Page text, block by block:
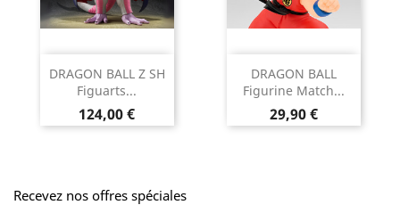
DRAGON BALL Z SH
Figuarts...
Prix
124,00 €
DRAGON BALL
Figurine Match...
Prix
29,90 €
Recevez nos offres spéciales